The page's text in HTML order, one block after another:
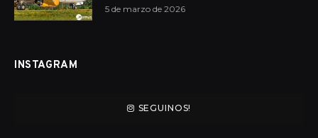
5 de marzo de 2026
INSTAGRAM
SEGUINOS!